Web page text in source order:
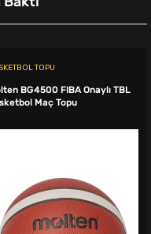
TOPU
BG4500 FIBA Onaylı TBL
Maç Topu